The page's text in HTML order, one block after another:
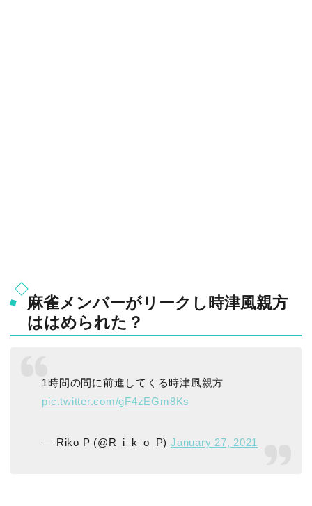
麻雀メンバーがリークし時津風親方
ははめられた？
1時間の間に前進してくる時津風親方
pic.twitter.com/gF4zEGm8Ks
— Riko P (@R_i_k_o_P) January 27, 2021